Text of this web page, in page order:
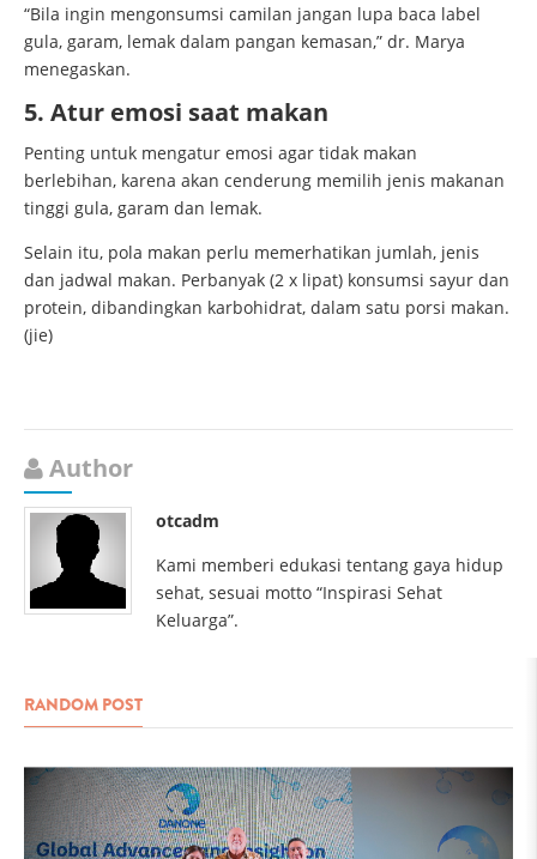
“Bila ingin mengonsumsi camilan jangan lupa baca label
gula, garam, lemak dalam pangan kemasan,” dr. Marya
menegaskan.
5. Atur emosi saat makan
Penting untuk mengatur emosi agar tidak makan
berlebihan, karena akan cenderung memilih jenis makanan
tinggi gula, garam dan lemak.
Selain itu, pola makan perlu memerhatikan jumlah, jenis
dan jadwal makan. Perbanyak (2 x lipat) konsumsi sayur dan
protein, dibandingkan karbohidrat, dalam satu porsi makan.
(jie)
Author
otcadm
Kami memberi edukasi tentang gaya hidup
sehat, sesuai motto “Inspirasi Sehat
Keluarga”.
RANDOM POST